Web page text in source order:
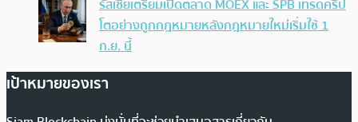
รัสเซียเตรียมเปิดตลาด MOEX และ SPB เทรดคริป
โตอย่างถูกกฎหมายหลังกฎหมายใหม่เริ่มใช้ 1
ก.ย. นี้
เป้าหมายของเรา